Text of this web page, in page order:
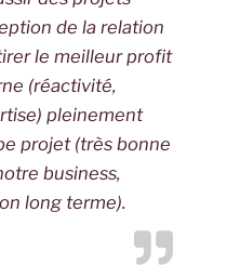
de la relation
le meilleur profit
(réactivité,
pleinement
projet (très bonne
business,
long terme).